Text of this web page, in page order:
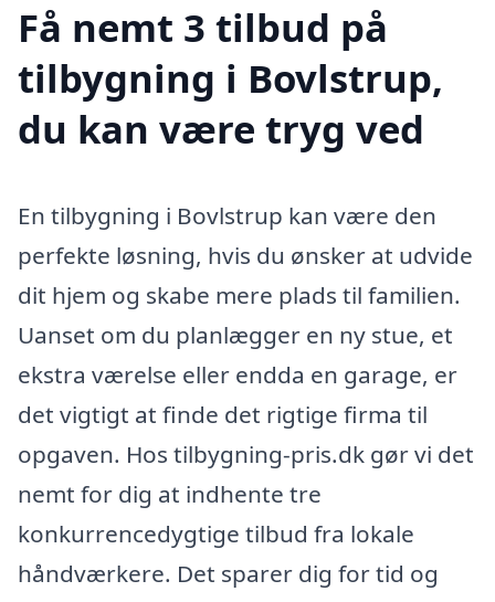
Få nemt 3 tilbud på
tilbygning i Bovlstrup,
du kan være tryg ved
En tilbygning i Bovlstrup kan være den
perfekte løsning, hvis du ønsker at udvide
dit hjem og skabe mere plads til familien.
Uanset om du planlægger en ny stue, et
ekstra værelse eller endda en garage, er
det vigtigt at finde det rigtige firma til
opgaven. Hos tilbygning-pris.dk gør vi det
nemt for dig at indhente tre
konkurrencedygtige tilbud fra lokale
håndværkere. Det sparer dig for tid og